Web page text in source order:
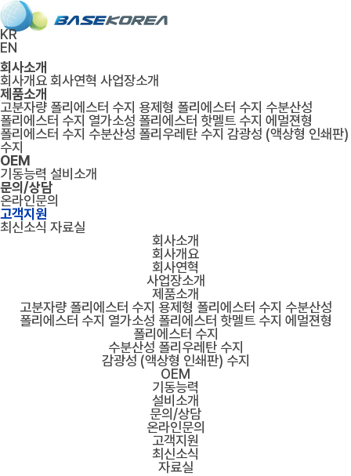
KR
EN
회사소개
회사개요회사연혁 사업장소개
제품소개
고분자량 폴리에스터 수지 용제형 폴리에스터 수지 수분산성
폴리에스터 수지 열가소성 폴리에스터 핫멜트 수지 에멀젼형
폴리에스터 수지 수분산성 폴리우레탄 수지 감광성 (액상형 인쇄판)
수지
OEM
기동능력 설비소개
문의/상담
온라인문의
고객지원
최신소식 자료실
회사소개
회사개요
회사연혁
사업장소개
제품소개
고분자량 폴리에스터 수지 용제형 폴리에스터 수지 수분산성
폴리에스터 수지 열가소성 폴리에스터 핫멜트 수지 에멀젼형
폴리에스터 수지
수분산성 폴리우레탄 수지
감광성 (액상형 인쇄판) 수지
OEM
기동능력
설비소개
문의/상담
온라인문의
고객지원
최신소식
자료실